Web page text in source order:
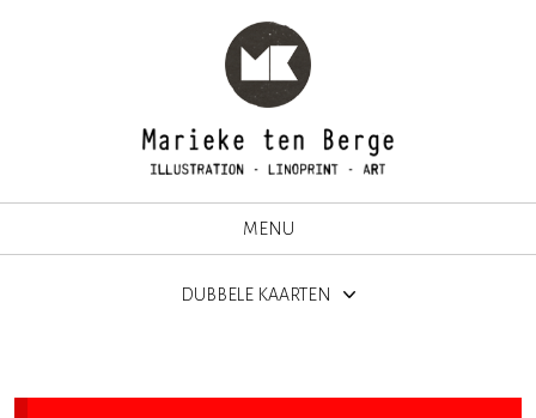
MENU
DUBBELE KAARTEN